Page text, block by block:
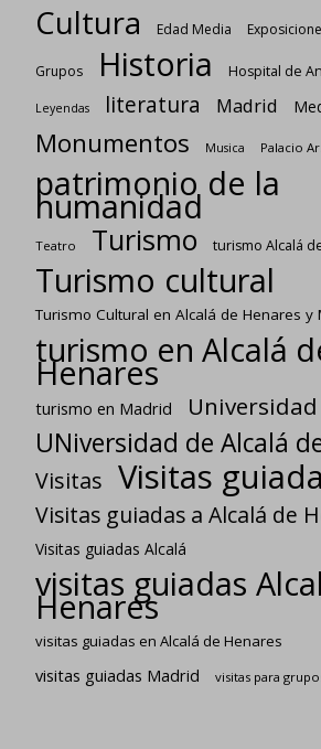
Cultura Edad Media
Grupos Historia Hospital de
Leyendas literatura Madrid
Monumentos Musica Palacio
patrimonio de la
humanidad
Teatro Turismo turismo Alcalá
Turismo cultural
Turismo Cultural en Alcalá de Henares y
turismo en Alcalá
Henares
turismo en Madrid Universidad
UNiversidad de Alcalá
Visitas Visitas
Visitas guiadas a Alcalá de
Visitas guiadas Alcalá
visitas guiadas
Henares
visitas guiadas en Alcalá de Henares
visitas guiadas Madrid visitas para